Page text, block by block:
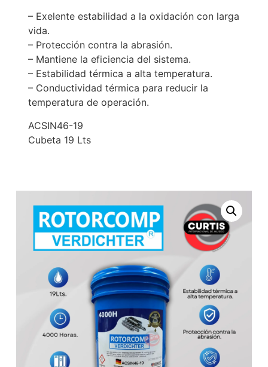
– Exelente estabilidad a la oxidación con larga
vida.
– Protección contra la abrasión.
– Mantiene la eficiencia del sistema.
– Estabilidad térmica a alta temperatura.
– Conductividad térmica para reducir la
temperatura de operación.
ACSIN46-19
Cubeta 19 Lts